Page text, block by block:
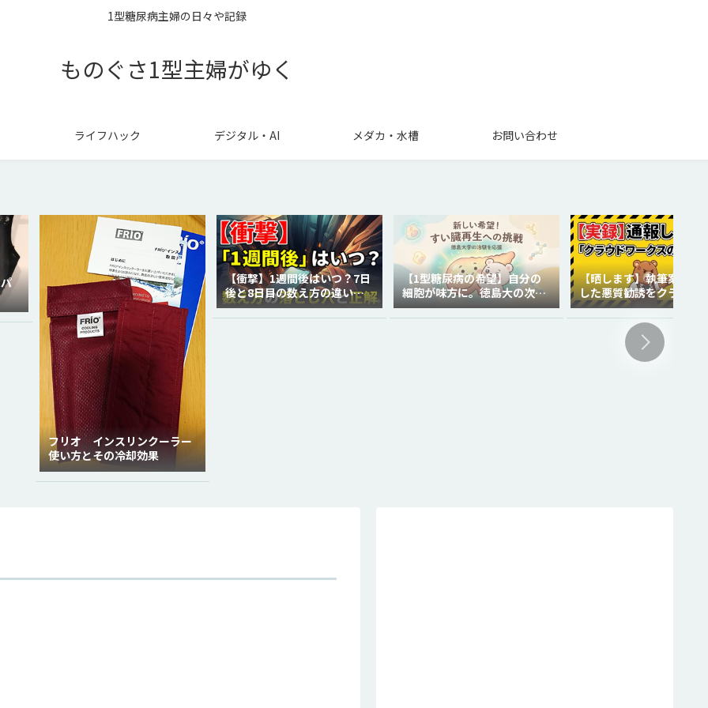
1型糖尿病主婦の日々や記録
ものぐさ1型主婦がゆく
ライフハック デジタル・AI メダカ・水槽 お問い合わせ
フリオ インスリンクーラー
使い方とその冷却効果
【衝撃】1週間後はいつ？7日
後と8日目の数え方の違いを
徹底解説！
【1型糖尿病の希望】自分の
細胞が味方に。徳島大の次世
代再生医療
【晒します】執筆案件で
した悪質勧誘をクラウド
クスに通報しました。